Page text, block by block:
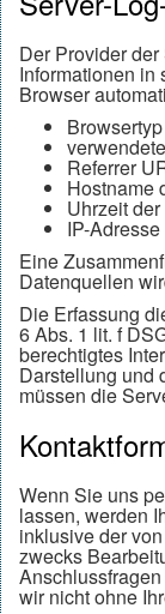
Der Provider
Informationen in
Browser
Referrer
Hostname
Uhrzeit
IP-Adresse
Eine
Datenquellen
Die Erfassung
6 Abs. 1 lit. f
berechtigtes
Darstellung und
müssen die
Wenn Sie uns
lassen, werden
inklusive der
zwecks
wir nicht ohne